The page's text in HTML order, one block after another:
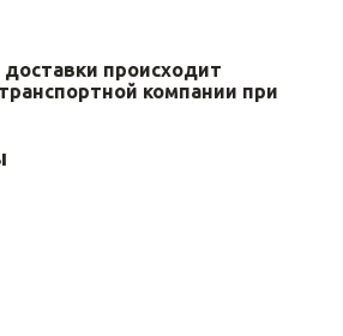
происходит
компании при